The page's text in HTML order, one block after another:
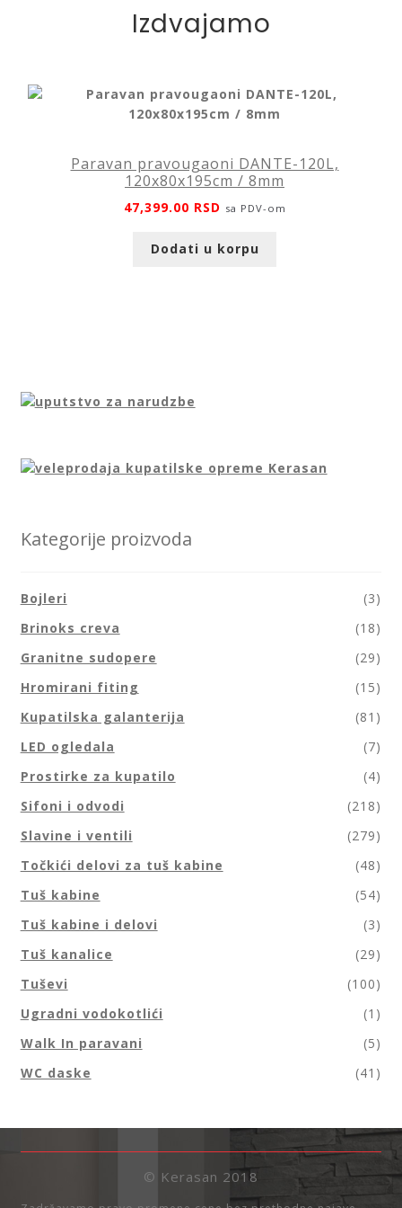
Izdvajamo
Paravan pravougaoni DANTE-120L,
120x80x195cm / 8mm
47,399.00 RSD sa PDV-om
Dodati u korpu
Kategorije proizvoda
Bojleri
(3)
Brinoks creva
(18)
Granitne sudopere
(29)
Hromirani fiting
(15)
Kupatilska galanterija
(81)
LED ogledala
(7)
Prostirke za kupatilo
(4)
Sifoni i odvodi
(218)
Slavine i ventili
(279)
Točkići delovi za tuš kabine
(48)
Tuš kabine
(54)
Tuš kabine i delovi
(3)
Tuš kanalice
(29)
Tuševi
(100)
Ugradni vodokotlići
(1)
Walk In paravani
(5)
WC daske
(41)
© Kerasan 2018